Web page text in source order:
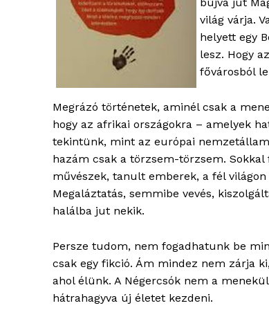
világ várja.
helyett egy
lesz. Hogy
fővárosból
Megrázó történetek, aminél csak a
hogy az afrikai országokra – amelyek
tekintünk, mint az európai
hazám csak a törzsem-törzsem.
művészek, tanult emberek, a fél
Megaláztatás, semmibe vevés,
halálba jut nekik.
Persze tudom, nem fogadhatunk be
csak egy fikció. Ám mindez nem zárja
ahol élünk. A Négercsók nem a
hátrahagyva új életet kezdeni.